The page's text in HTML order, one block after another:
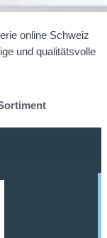
online Schweiz
und qualitätsvolle